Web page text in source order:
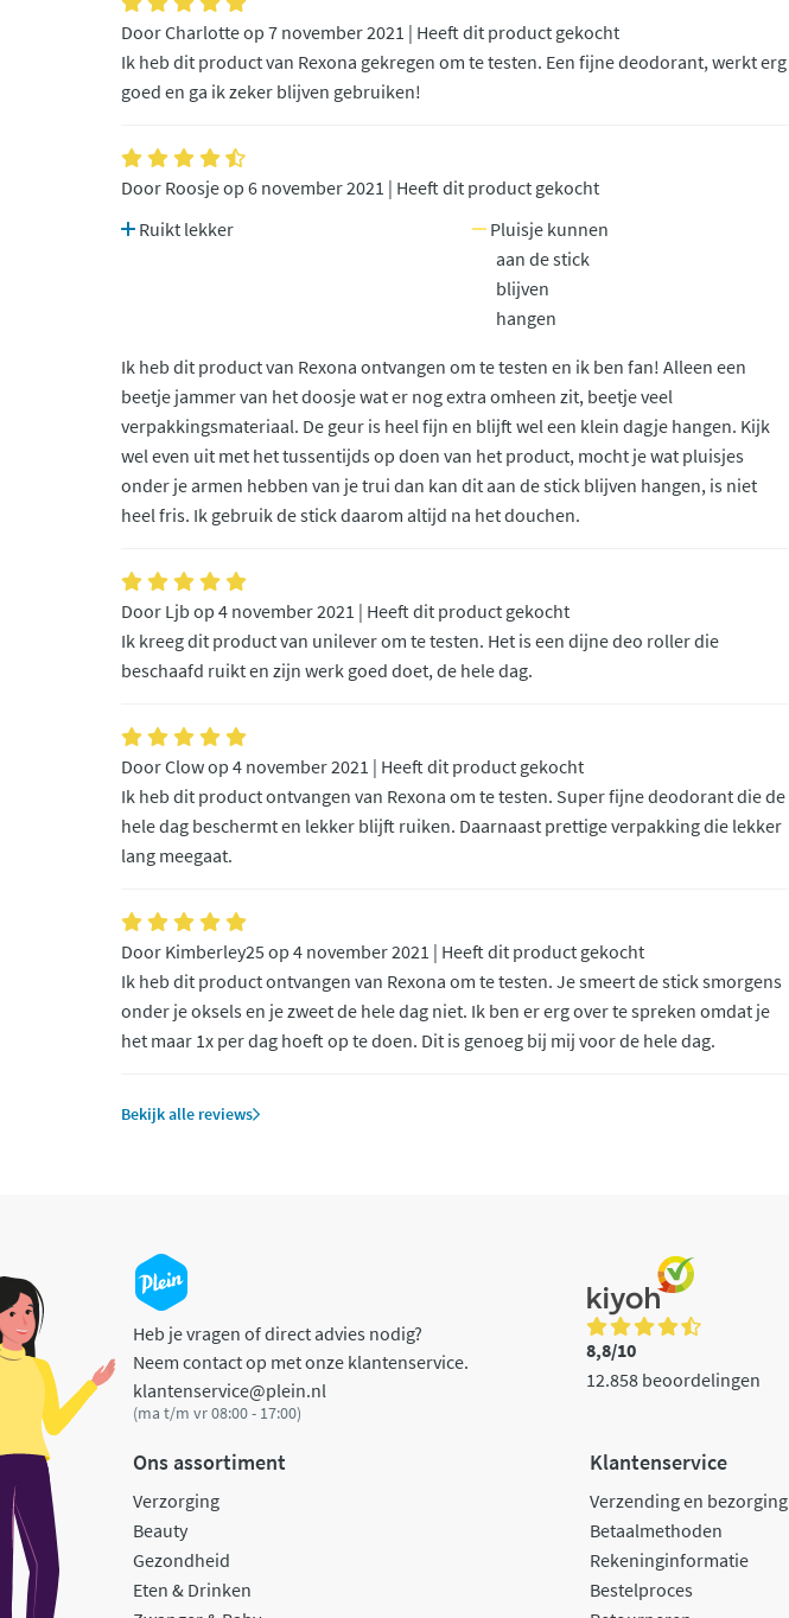
Door Charlotte op 7 november 2021 | Heeft dit product gekocht
Ik heb dit product van Rexona gekregen om te testen. Een fijne deodorant, werkt erg
goed en ga ik zeker blijven gebruiken!
Door Roosje op 6 november 2021 | Heeft dit product gekocht
Ruikt lekker
Pluisje kunnen
aan de stick
blijven
hangen
Ik heb dit product van Rexona ontvangen om te testen en ik ben fan! Alleen een
beetje jammer van het doosje wat er nog extra omheen zit, beetje veel
verpakkingsmateriaal. De geur is heel fijn en blijft wel een klein dagje hangen. Kijk
wel even uit met het tussentijds op doen van het product, mocht je wat pluisjes
onder je armen hebben van je trui dan kan dit aan de stick blijven hangen, is niet
heel fris. Ik gebruik de stick daarom altijd na het douchen.
Door Ljb op 4 november 2021 | Heeft dit product gekocht
Ik kreeg dit product van unilever om te testen. Het is een dijne deo roller die
beschaafd ruikt en zijn werk goed doet, de hele dag.
Door Clow op 4 november 2021 | Heeft dit product gekocht
Ik heb dit product ontvangen van Rexona om te testen. Super fijne deodorant die de
hele dag beschermt en lekker blijft ruiken. Daarnaast prettige verpakking die lekker
lang meegaat.
Door Kimberley25 op 4 november 2021 | Heeft dit product gekocht
Ik heb dit product ontvangen van Rexona om te testen. Je smeert de stick smorgens
onder je oksels en je zweet de hele dag niet. Ik ben er erg over te spreken omdat je
het maar 1x per dag hoeft op te doen. Dit is genoeg bij mij voor de hele dag.
Bekijk alle reviews
Heb je vragen of direct advies nodig?
Neem contact op met onze klantenservice.
klantenservice@plein.nl
(ma t/m vr 08:00 - 17:00)
8,8/10
12.858 beoordelingen
Ons assortiment
Verzorging
Beauty
Gezondheid
Eten & Drinken
Klantenservice
Verzending en bezorging
Betaalmethoden
Rekeninginformatie
Bestelproces